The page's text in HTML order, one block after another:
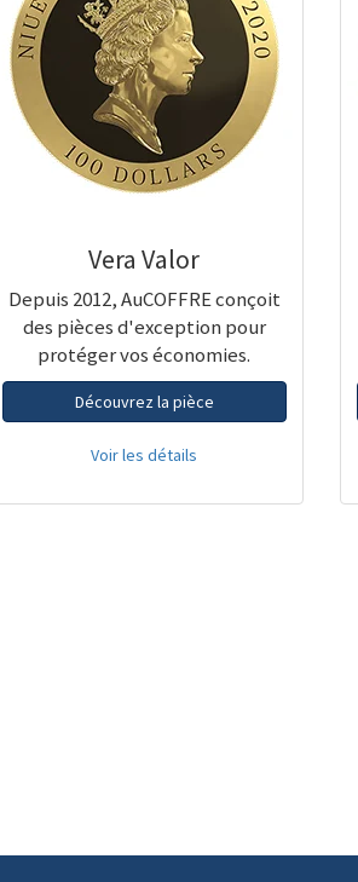
Vera Valor
Depuis 2012, AuCOFFRE conçoit
des pièces d'exception pour
protéger vos économies.
Découvrez la pièce
Voir les détails